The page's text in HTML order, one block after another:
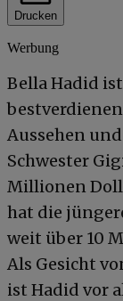
Drucken
Werbung
Bella Hadid
Aussehen
Schwester
Millionen
hat die
weit über 10
Als Gesicht
ist Hadid vor